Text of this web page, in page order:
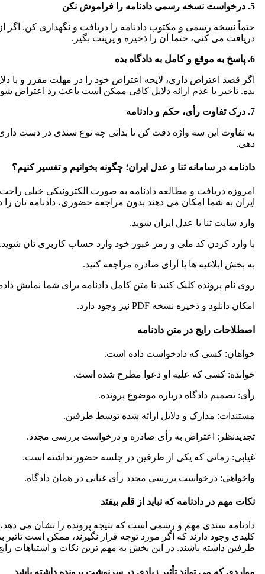
5. درخواست نسخه رسمی دادنامه را فراموش نکن
حتماً نسخه رسمی و مکتوب دادنامه را دریافت و نگهداری کن. اگر
دریافت می کنی، حتما آن را ذخیره و پرینت بگیر.
6. پاسخ به موقع و کامل به دادگاه بده
اگر قصد اعتراض داری، لایحه اعتراض خود را در مهلت مقرر و با
بده. تاخیر یا عدم ارائه دلایل کافی ممکن است باعث رد اعتراض
7. درک تفاوت رأی، حکم و دادنامه
به تفاوت این سه واژه دقت کن تا بدانی چه نوع سندی در دست داری
دهی.
دادنامه در سامانه ثنا و عدل ایران؛ چگونه بخوانیم و تفسیر کنیم؟
امروزه دریافت و مطالعه دادنامه به صورت الکترونیکی خیلی
ایران به شما امکان می دهند بدون مراجعه حضوری، دادنامه تان را
وارد سایت ثنا یا عدل ایران شوید.
با وارد کردن کد ملی و رمز عبور خود وارد حساب کاربری تان
به بخش ابلاغیه ها یا آرای صادره مراجعه کنید.
روی نام پرونده کلیک کنید تا متن کامل دادنامه برای شما نمایش
امکان دانلود و ذخیره نسخه PDF نیز وجود دارد.
اصطلاحات رایج در متن دادنامه
خواهان: کسی که دادخواست داده است.
خوانده: کسی که علیه او دعوا مطرح شده است.
رأی: تصمیم دادگاه درباره موضوع پرونده.
مستندات: مدارک و دلایل ارائه شده توسط طرفین.
تجدیدنظر: اعتراض به رأی صادره و درخواست بررسی مجدد.
غیابی: زمانی که یکی از طرفین در جلسه حضور نداشته است.
واخواهی: درخواست بررسی مجدد رأی غیابی در همان دادگاه.
نکات مهم در دادنامه که نباید از قلم بیفتد
دادنامه سندی مهم و رسمی است که نتیجه پرونده را نشان می
کلیدی وجود دارند که اگر مورد توجه قرار نگیرند، ممکن است
طرفین داشته باشند. در این بخش به مهم ترین نکات و اشتباهات
مواردی که می تواند تأثیر زیادی در سرنوشت پرونده داشته باشد